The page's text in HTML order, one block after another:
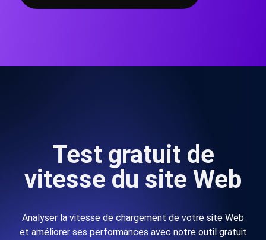
Test gratuit de
vitesse du site Web
Analyser la vitesse de chargement de votre site Web
et améliorer ses performances avec notre outil gratuit